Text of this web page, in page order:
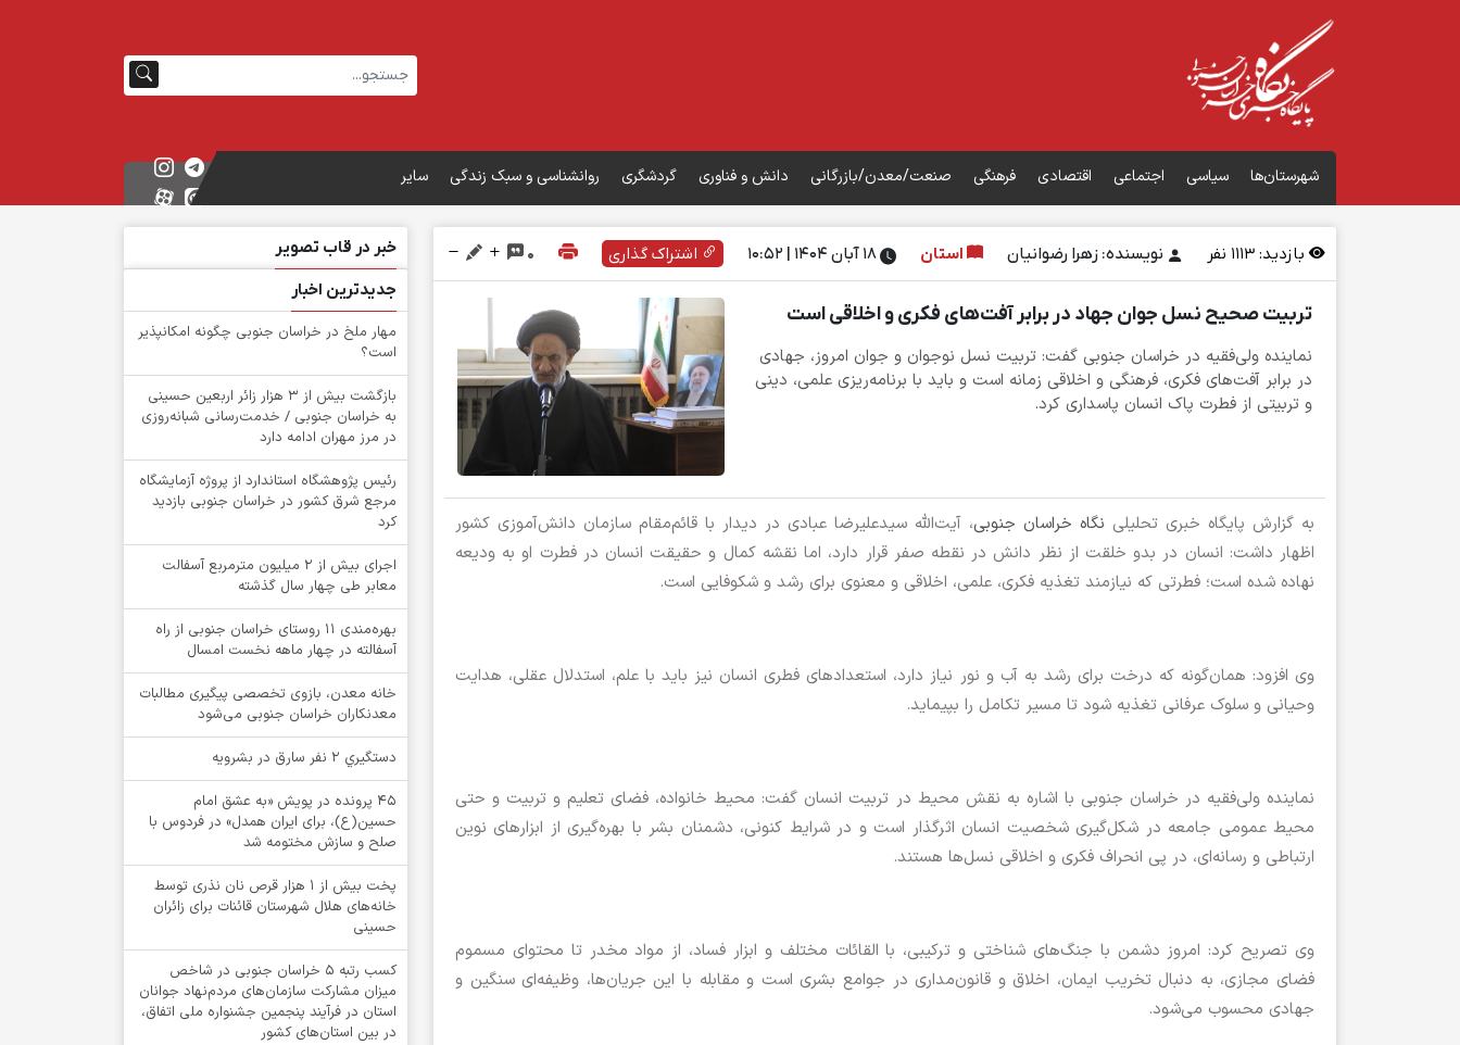
شهرستان‌ها سیاسی اجتماعی اقتصادی فرهنگی صنعت/معدن/بازرگانی دانش و فناوری گردشگری روانشناسی و سبک زندگی سایر
بازدید: نفر نویسنده: زهرا رضوانیان استان اشتراک گذاری 0
تربیت صحیح نسل جوان جهاد در برابر آفت‌های فکری و اخلاقی است
نماینده ولی‌فقیه در خراسان جنوبی گفت: تربیت نسل نوجوان و جوان امروز، جهادی
در برابر آفت‌های فکری، فرهنگی و اخلاقی زمانه است و باید با برنامه‌ریزی علمی، دینی
و تربیتی از فطرت پاک انسان پاسداری کرد.
به گزارش پایگاه خبری تحلیلی نگاه خراسان جنوبی، آیت‌الله سیدعلیرضا عبادی در دیدار با قائم‌مقام سازمان دانش‌آموزی کشور
اظهار داشت: انسان در بدو خلقت از نظر دانش در نقطه صفر قرار دارد، اما نقشه کمال و حقیقت انسان در فطرت او به ودیعه
نهاده شده است؛ فطرتی که نیازمند تغذیه فکری، علمی، اخلاقی و معنوی برای رشد و شکوفایی است.
وی افزود: همان‌گونه که درخت برای رشد به آب و نور نیاز دارد، استعدادهای فطری انسان نیز باید با علم، استدلال عقلی، هدایت
وحیانی و سلوک عرفانی تغذیه شود تا مسیر تکامل را بپیماید.
نماینده ولی‌فقیه در خراسان جنوبی با اشاره به نقش محیط در تربیت انسان گفت: محیط خانواده، فضای تعلیم و تربیت و حتی
محیط عمومی جامعه در شکل‌گیری شخصیت انسان اثرگذار است و در شرایط کنونی، دشمنان بشر با بهره‌گیری از ابزارهای نوین
ارتباطی و رسانه‌ای، در پی انحراف فکری و اخلاقی نسل‌ها هستند.
وی تصریح کرد: امروز دشمن با جنگ‌های شناختی و ترکیبی، با القائات مختلف و ابزار فساد، از مواد مخدر تا محتوای مسموم
فضای مجازی، به دنبال تخریب ایمان، اخلاق و قانون‌مداری در جوامع بشری است و مقابله با این جریان‌ها، وظیفه‌ای سنگین و
جهادی محسوب می‌شود.
خبر در قاب تصویر
جدیدترین اخبار
‌مهار ملخ در خراسان جنوبی چگونه امکانپذیر
است؟
بازگشت بیش از ۳ هزار زائر اربعین حسینی
به خراسان جنوبی / خدمت‌رسانی شبانه‌روزی
در مرز مهران ادامه دارد
رئیس پژوهشگاه استاندارد از پروژه آزمایشگاه
مرجع شرق کشور در خراسان جنوبی بازدید
کرد
اجرای بیش از ۲ میلیون مترمربع آسفالت
معابر طی چهار سال گذشته
بهره‌مندی ۱۱ روستای خراسان جنوبی از راه
آسفالته در چهار ماهه نخست امسال
خانه معدن، بازوی تخصصی پیگیری مطالبات
معدنکاران خراسان جنوبی می‌شود
دستگيري 2 نفر سارق در بشرويه
۴۵ پرونده در پویش «به عشق امام
حسین(ع)، برای ایران همدل» در فردوس با
صلح و سازش مختومه شد
پخت بیش از 1 هزار قرص نان نذری توسط
خانه‌های هلال شهرستان قائنات برای زائران
حسینی
کسب رتبه ۵ خراسان جنوبی در شاخص
میزان مشارکت سازمان‌های مردم‌نهاد جوانان
استان در فرآیند پنجمین جشنواره ملی اتفاق،
در بین استان‌های کشور